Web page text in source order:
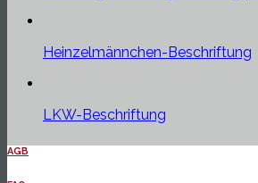
Heinzelmännchen-Beschriftung
LKW-Beschriftung
AGB